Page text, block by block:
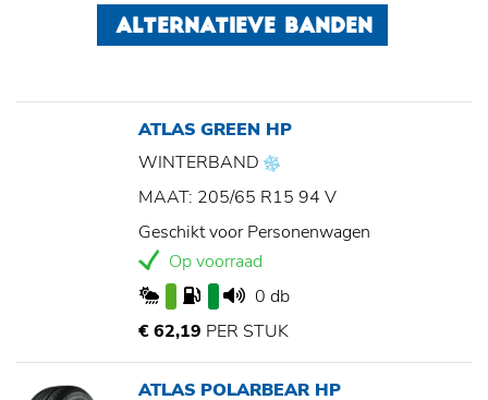
ALTERNATIEVE BANDEN
ATLAS GREEN HP
WINTERBAND
MAAT: 205/65 R15 94 V
Geschikt voor Personenwagen
Op voorraad
0 db
€ 62,19 PER STUK
ATLAS POLARBEAR HP